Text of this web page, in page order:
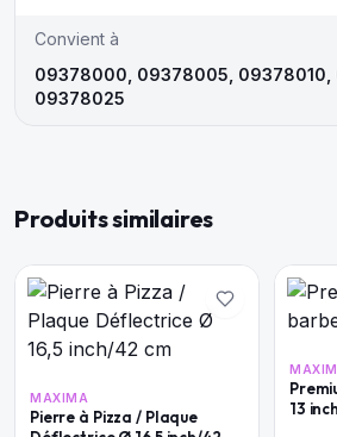
Convient à
09378000, 09378005, 09378010,
09378025
Produits similaires
MAXIMA
Pierre à Pizza / Plaque
13 inch